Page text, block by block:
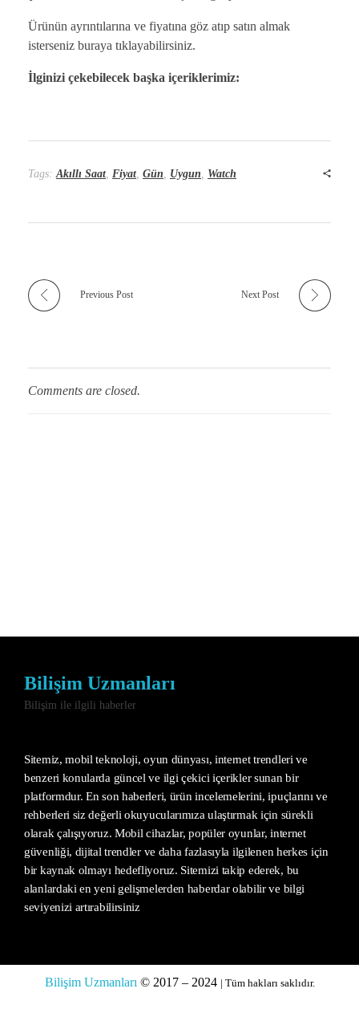
Ürünün ayrıntılarına ve fiyatına göz atıp satın almak
isterseniz buraya tıklayabilirsiniz.
İlginizi çekebilecek başka içeriklerimiz:
Tags:Akıllı Saat, Fiyat, Gün, Uygun, Watch
Previous Post Next Post
Comments are closed.
Bilişim Uzmanları
Bilişim ile ilgili haberler
Sitemiz, mobil teknoloji, oyun dünyası, internet trendleri ve
benzeri konularda güncel ve ilgi çekici içerikler sunan bir
platformdur. En son haberleri, ürün incelemelerini, ipuçlarını ve
rehberleri siz değerli okuyucularımıza ulaştırmak için sürekli
olarak çalışıyoruz. Mobil cihazlar, popüler oyunlar, internet
güvenliği, dijital trendler ve daha fazlasıyla ilgilenen herkes için
bir kaynak olmayı hedefliyoruz. Sitemizi takip ederek, bu
alanlardaki en yeni gelişmelerden haberdar olabilir ve bilgi
seviyenizi artırabilirsiniz
Bilişim Uzmanları © 2017 – 2024 | Tüm hakları saklıdır.